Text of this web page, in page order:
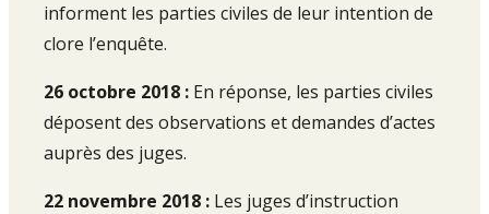
informent les parties civiles de leur intention de
clore l’enquête.
26 octobre 2018 : En réponse, les parties civiles
déposent des observations et demandes d’actes
auprès des juges.
22 novembre 2018 : Les juges d’instruction